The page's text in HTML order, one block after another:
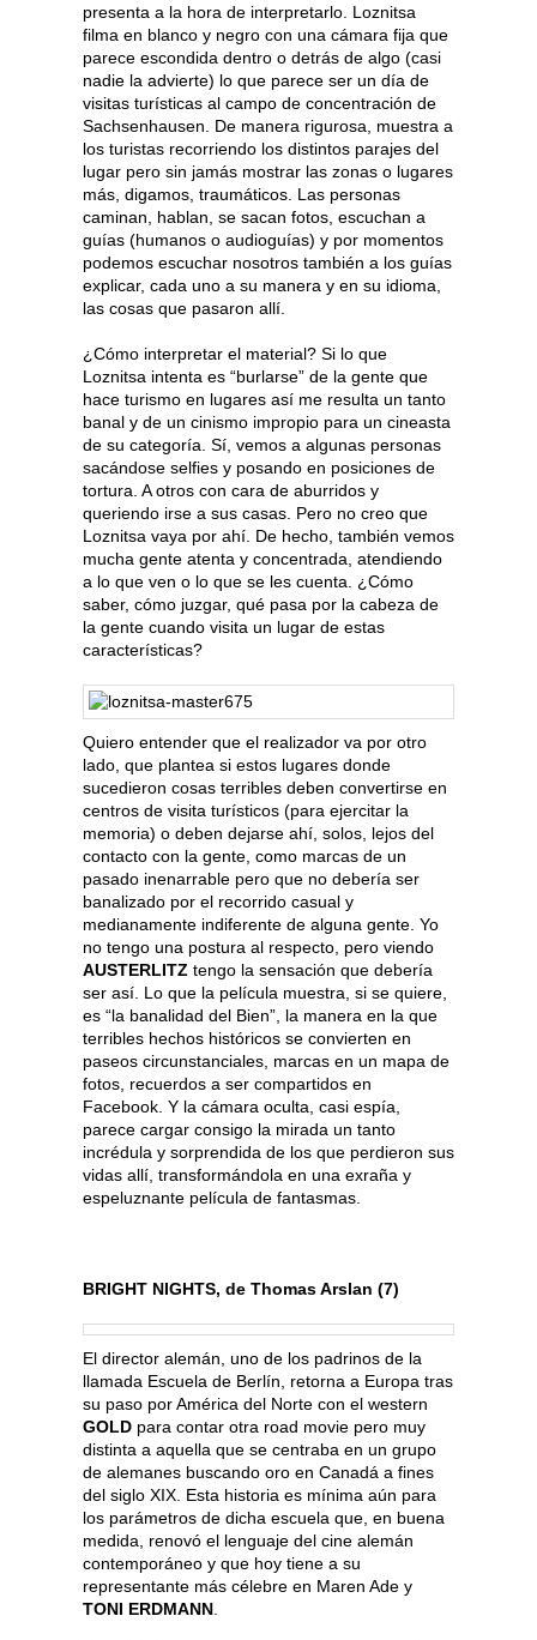
presenta a la hora de interpretarlo. Loznitsa
filma en blanco y negro con una cámara fija que
parece escondida dentro o detrás de algo (casi
nadie la advierte) lo que parece ser un día de
visitas turísticas al campo de concentración de
Sachsenhausen. De manera rigurosa, muestra a
los turistas recorriendo los distintos parajes del
lugar pero sin jamás mostrar las zonas o lugares
más, digamos, traumáticos. Las personas
caminan, hablan, se sacan fotos, escuchan a
guías (humanos o audioguías) y por momentos
podemos escuchar nosotros también a los guías
explicar, cada uno a su manera y en su idioma,
las cosas que pasaron allí.
¿Cómo interpretar el material? Si lo que
Loznitsa intenta es “burlarse” de la gente que
hace turismo en lugares así me resulta un tanto
banal y de un cinismo impropio para un cineasta
de su categoría. Sí, vemos a algunas personas
sacándose selfies y posando en posiciones de
tortura. A otros con cara de aburridos y
queriendo irse a sus casas. Pero no creo que
Loznitsa vaya por ahí. De hecho, también vemos
mucha gente atenta y concentrada, atendiendo
a lo que ven o lo que se les cuenta. ¿Cómo
saber, cómo juzgar, qué pasa por la cabeza de
la gente cuando visita un lugar de estas
características?
Quiero entender que el realizador va por otro
lado, que plantea si estos lugares donde
sucedieron cosas terribles deben convertirse en
centros de visita turísticos (para ejercitar la
memoria) o deben dejarse ahí, solos, lejos del
contacto con la gente, como marcas de un
pasado inenarrable pero que no debería ser
banalizado por el recorrido casual y
medianamente indiferente de alguna gente. Yo
no tengo una postura al respecto, pero viendo
AUSTERLITZ tengo la sensación que debería
ser así. Lo que la película muestra, si se quiere,
es “la banalidad del Bien”, la manera en la que
terribles hechos históricos se convierten en
paseos circunstanciales, marcas en un mapa de
fotos, recuerdos a ser compartidos en
Facebook. Y la cámara oculta, casi espía,
parece cargar consigo la mirada un tanto
incrédula y sorprendida de los que perdieron sus
vidas allí, transformándola en una exraña y
espeluznante película de fantasmas.
BRIGHT NIGHTS, de Thomas Arslan (7)
El director alemán, uno de los padrinos de la
llamada Escuela de Berlín, retorna a Europa tras
su paso por América del Norte con el western
GOLD para contar otra road movie pero muy
distinta a aquella que se centraba en un grupo
de alemanes buscando oro en Canadá a fines
del siglo XIX. Esta historia es mínima aún para
los parámetros de dicha escuela que, en buena
medida, renovó el lenguaje del cine alemán
contemporáneo y que hoy tiene a su
representante más célebre en Maren Ade y
TONI ERDMANN